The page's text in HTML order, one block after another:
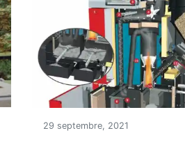
29 septembre, 2021